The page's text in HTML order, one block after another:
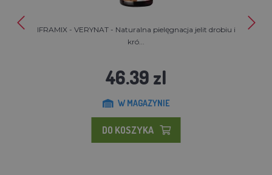
IFRAMIX - VERYNAT - Naturalna pielęgnacja jelit drobiu i
kró...
46.39 zl
W MAGAZYNIE
DO KOSZYKA